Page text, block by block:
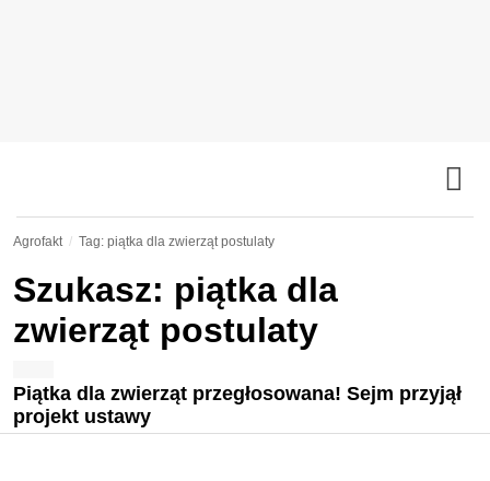
Agrofakt Tag: piątka dla zwierząt postulaty
Szukasz: piątka dla
zwierząt postulaty
Piątka dla zwierząt przegłosowana! Sejm przyjął
projekt ustawy